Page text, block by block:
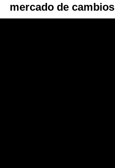
mercado de cambios